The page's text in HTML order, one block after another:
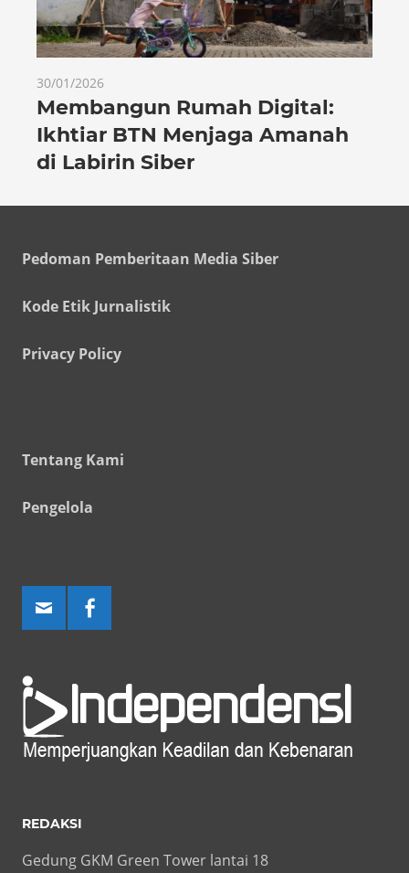
30/01/2026
Membangun Rumah Digital:
Ikhtiar BTN Menjaga Amanah
di Labirin Siber
Pedoman Pemberitaan Media Siber
Kode Etik Jurnalistik
Privacy Policy
Tentang Kami
Pengelola
REDAKSI
Gedung GKM Green Tower lantai 18